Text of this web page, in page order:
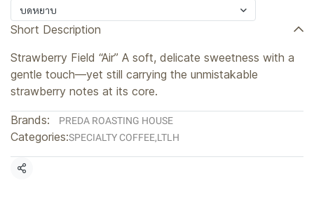
บดหยาบ
Short Description
Strawberry Field “Air” A soft, delicate sweetness with a
gentle touch—yet still carrying the unmistakable
strawberry notes at its core.
Brands: PREDA ROASTING HOUSE
Categories:SPECIALTY COFFEE,LTLH
Share